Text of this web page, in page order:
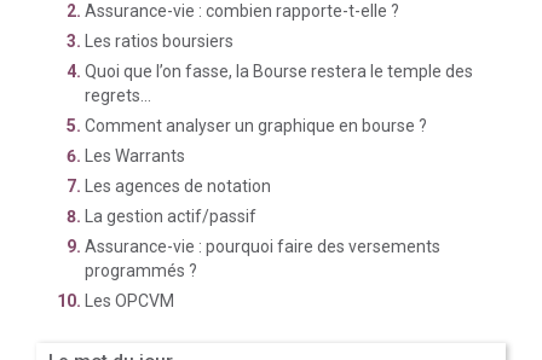
Assurance-vie : combien rapporte-t-elle ?
Les ratios boursiers
Quoi que l’on fasse, la Bourse restera le temple des
regrets...
Comment analyser un graphique en bourse ?
Les Warrants
Les agences de notation
La gestion actif/passif
Assurance-vie : pourquoi faire des versements
programmés ?
Les OPCVM